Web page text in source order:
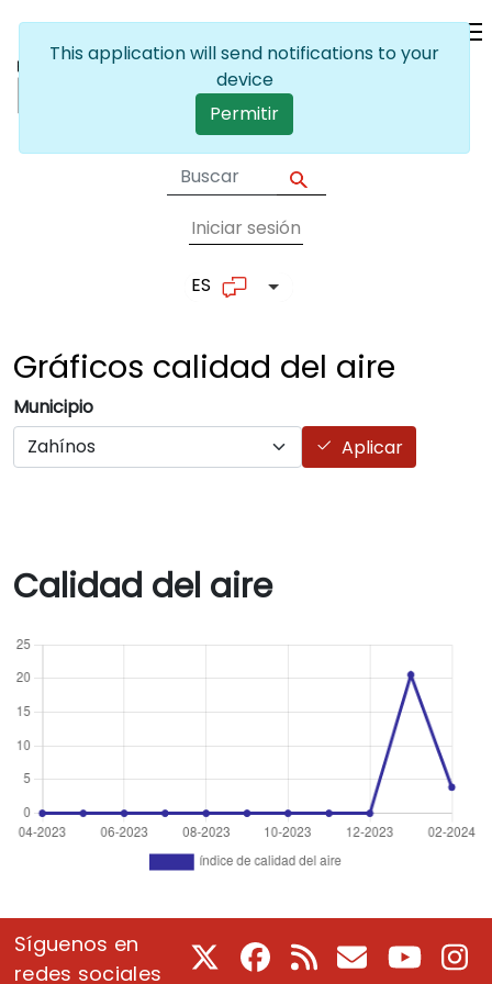
User account
Iniciar sesión
ES Lista adicional de
Gráficos calidad del aire
Municipio
Aplicar
Calidad del aire
Síguenos en
redes sociales
Facebook
RSS CorreoYoutube
This application will send notifications to your
device
Permitir